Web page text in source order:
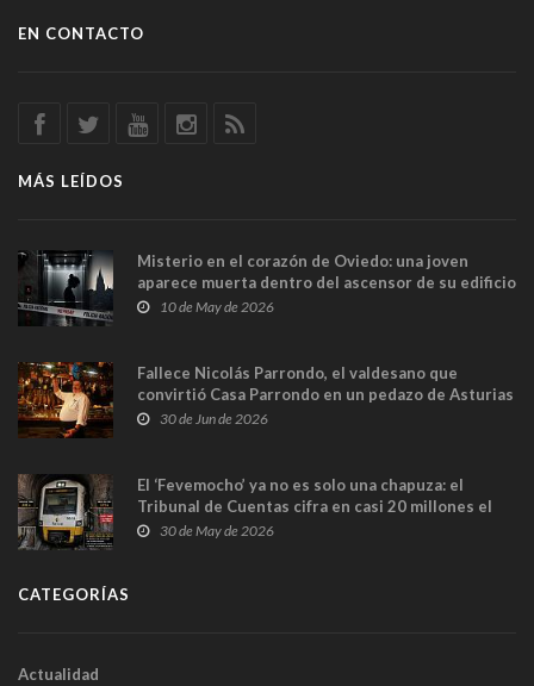
EN CONTACTO
MÁS LEÍDOS
Misterio en el corazón de Oviedo: una joven
aparece muerta dentro del ascensor de su edificio
y las cámaras captan sus últimos minutos
10 de May de 2026
Fallece Nicolás Parrondo, el valdesano que
convirtió Casa Parrondo en un pedazo de Asturias
en Madrid
30 de Jun de 2026
El ‘Fevemocho’ ya no es solo una chapuza: el
Tribunal de Cuentas cifra en casi 20 millones el
sobrecoste de los trenes que no cabían por los
30 de May de 2026
CATEGORÍAS
Actualidad